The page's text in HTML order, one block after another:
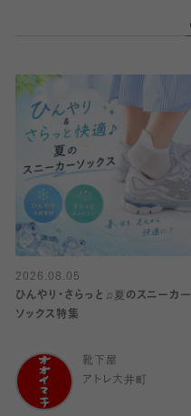
2026.08.05
ひんやり・さらっと♫夏のスニーカー
ソックス特集
靴下屋
アトレ大井町